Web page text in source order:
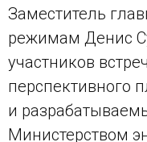
Заместитель
режимам Денис
участников
перспективного
и
Министерством